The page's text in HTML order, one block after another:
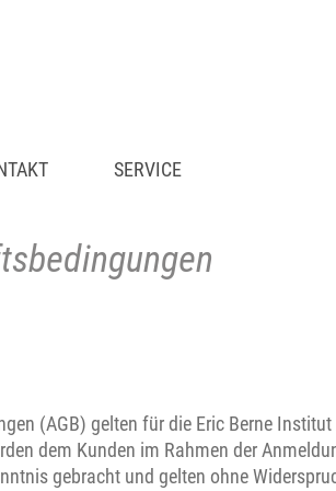
SERVICE
(AGB) gelten für die Eric Berne
dem Kunden im Rahmen der
gebracht und gelten ohne